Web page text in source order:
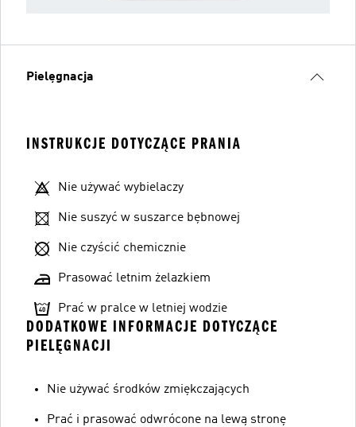
Pielęgnacja
INSTRUKCJE DOTYCZĄCE PRANIA
Nie używać wybielaczy
Nie suszyć w suszarce bębnowej
Nie czyścić chemicznie
Prasować letnim żelazkiem
Prać w pralce w letniej wodzie
DODATKOWE INFORMACJE DOTYCZĄCE
PIELĘGNACJI
Nie używać środków zmiękczających
Prać i prasować odwrócone na lewą stronę